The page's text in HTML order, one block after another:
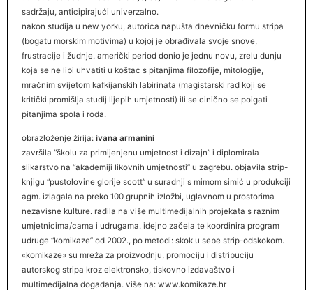
sadržaju, anticipirajući univerzalno.
nakon studija u new yorku, autorica napušta dnevničku formu stripa
(bogatu morskim motivima) u kojoj je obrađivala svoje snove,
frustracije i žudnje. američki period donio je jednu novu, zrelu dunju
koja se ne libi uhvatiti u koštac s pitanjima filozofije, mitologije,
mračnim svijetom kafkijanskih labirinata (magistarski rad koji se
kritički promišlja studij lijepih umjetnosti) ili se cinično se poigati
pitanjima spola i roda.
obrazloženje žirija: ivana armanini
završila “školu za primijenjenu umjetnost i dizajn” i diplomirala
slikarstvo na “akademiji likovnih umjetnosti” u zagrebu. objavila strip-
knjigu “pustolovine glorije scott” u suradnji s mimom simić u produkciji
agm. izlagala na preko 100 grupnih izložbi, uglavnom u prostorima
nezavisne kulture. radila na više multimedijalnih projekata s raznim
umjetnicima/cama i udrugama. idejno začela te koordinira program
udruge “komikaze” od 2002., po metodi: skok u sebe strip-odskokom.
«komikaze» su mreža za proizvodnju, promociju i distribuciju
autorskog stripa kroz elektronsko, tiskovno izdavaštvo i
multimedijalna događanja. više na: www.komikaze.hr